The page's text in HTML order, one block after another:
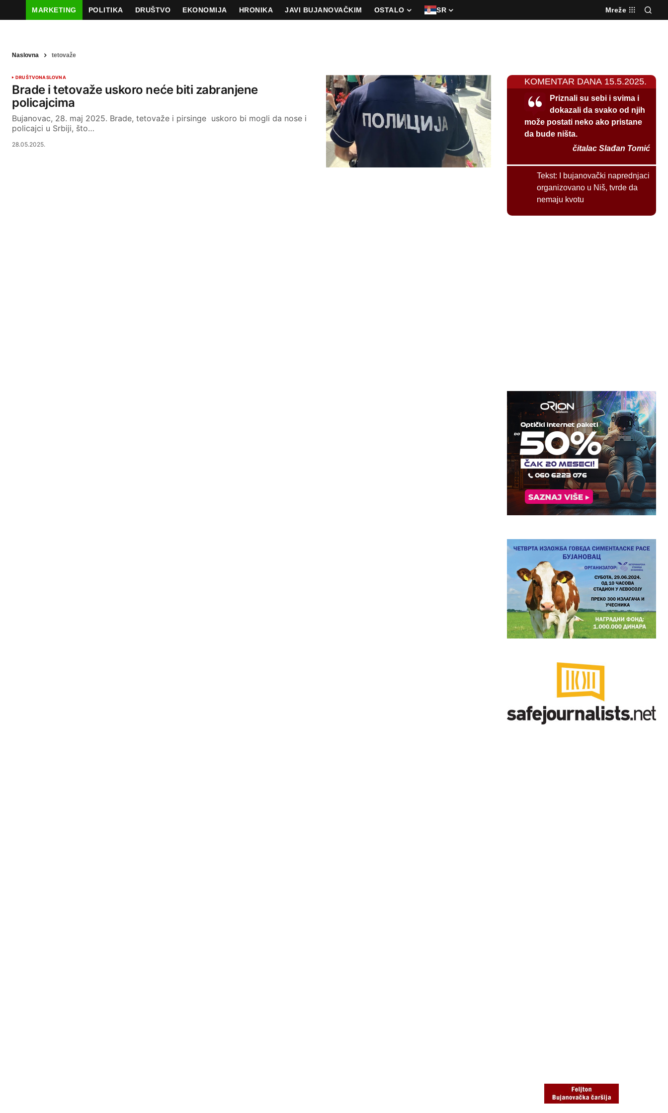
MARKETING POLITIKA DRUŠTVO EKONOMIJA HRONIKA JAVI BUJANOVAČKIM OSTALO SR Mreže
Naslovna tetovaže
DRUŠTVONASLOVNA
Brade i tetovaže uskoro neće biti zabranjene
policajcima
Bujanovac, 28. maj 2025. Brade, tetovaže i pirsinge uskoro bi mogli da nose i
policajci u Srbiji, što…
28.05.2025.
KOMENTAR DANA 15.5.2025.
Priznali su sebi i svima i
dokazali da svako od njih
može postati neko ako pristane
da bude ništa.
čitalac Slađan Tomić
Tekst:
I bujanovački naprednjaci
organizovano u Niš, tvrde da
nemaju kvotu